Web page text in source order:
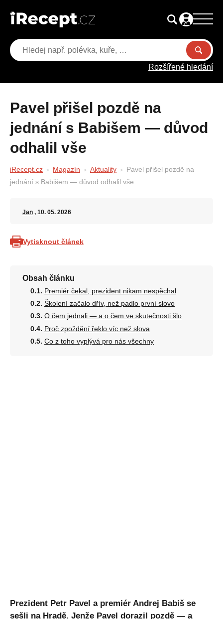
Rozšířené hledání
Pavel přišel pozdě na
jednání s Babišem — důvod
odhalil vše
iRecept.cz Magazín Aktuality
Pavel přišel pozdě na
jednání s Babišem — důvod odhalil vše
Jan , 10. 05. 2026
Vytisknout článek
Obsah článku
Premiér čekal, prezident nikam nespěchal
Školení začalo dřív, než padlo první slovo
O čem jednali — a o čem ve skutečnosti šlo
Proč zpoždění řeklo víc než slova
Co z toho vyplývá pro nás všechny
Prezident Petr Pavel a premiér Andrej Babiš se
sešli na Hradě. Jenže Pavel dorazil pozdě — a